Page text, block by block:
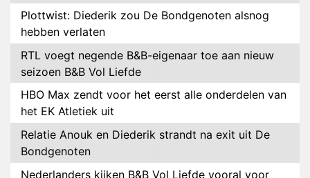
Plottwist: Diederik zou De Bondgenoten alsnog
hebben verlaten
RTL voegt negende B&B-eigenaar toe aan nieuw
seizoen B&B Vol Liefde
HBO Max zendt voor het eerst alle onderdelen van
het EK Atletiek uit
Relatie Anouk en Diederik strandt na exit uit De
Bondgenoten
Nederlanders kijken B&B Vol Liefde vooral voor